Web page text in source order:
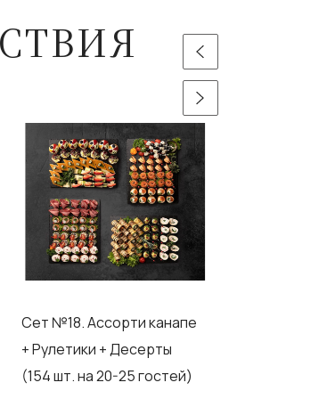
Сет №18. Ассорти канапе
+ Рулетики + Десерты
(154 шт. на 20-25 гостей)